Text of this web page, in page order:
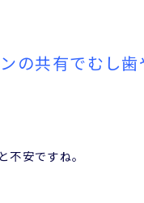
の共有でむし
安ですね。